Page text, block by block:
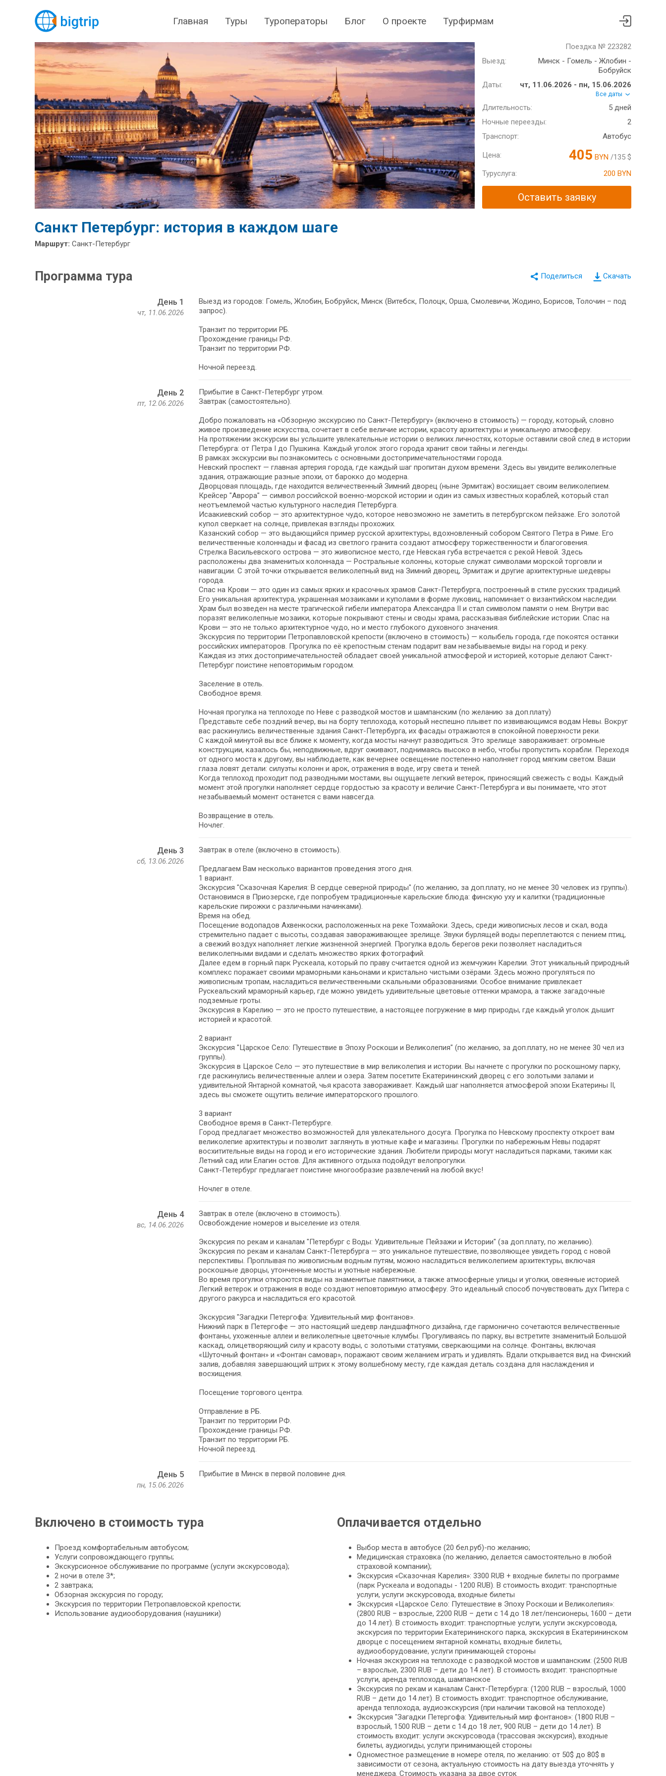
Главная Туры Туроператоры Блог О проекте Турфирмам
Поездка № 223282
Выезд:
Минск - Гомель - Жлобин -
Бобруйск
Даты:
чт, 11.06.2026 - пн, 15.06.2026
Все даты
Длительность:
5 дней
Ночные переезды:
2
Транспорт:
Автобус
Цена: 405 BYN /135 $
Туруслуга:
200 BYN
Оставить заявку
Санкт Петербург: история в каждом шаге
Маршрут: Санкт-Петербург
Скачать
Программа тура
День 1
чт, 11.06.2026
Выезд из городов: Гомель, Жлобин, Бобруйск, Минск (Витебск, Полоцк, Орша, Смолевичи, Жодино, Борисов, Толочин – под
запрос).
Транзит по территории РБ.
Прохождение границы РФ.
Транзит по территории РФ.
Ночной переезд.
День 2
пт, 12.06.2026
Прибытие в Санкт-Петербург утром.
Завтрак (самостоятельно).
Добро пожаловать на «Обзорную экскурсию по Санкт-Петербургу» (включено в стоимость) — городу, который, словно
живое произведение искусства, сочетает в себе величие истории, красоту архитектуры и уникальную атмосферу.
На протяжении экскурсии вы услышите увлекательные истории о великих личностях, которые оставили свой след в истории
Петербурга: от Петра I до Пушкина. Каждый уголок этого города хранит свои тайны и легенды.
В рамках экскурсии вы познакомитесь с основными достопримечательностями города.
Невский проспект — главная артерия города, где каждый шаг пропитан духом времени. Здесь вы увидите великолепные
здания, отражающие разные эпохи, от барокко до модерна.
Дворцовая площадь, где находится величественный Зимний дворец (ныне Эрмитаж) восхищает своим великолепием.
Крейсер "Аврора" — символ российской военно-морской истории и один из самых известных кораблей, который стал
неотъемлемой частью культурного наследия Петербурга.
Исаакиевский собор — это архитектурное чудо, которое невозможно не заметить в петербургском пейзаже. Его золотой
купол сверкает на солнце, привлекая взгляды прохожих.
Казанский собор — это выдающийся пример русской архитектуры, вдохновленный собором Святого Петра в Риме. Его
величественные колоннады и фасад из светлого гранита создают атмосферу торжественности и благоговения.
Стрелка Васильевского острова — это живописное место, где Невская губа встречается с рекой Невой. Здесь
расположены два знаменитых колоннада — Ростральные колонны, которые служат символами морской торговли и
навигации. С этой точки открывается великолепный вид на Зимний дворец, Эрмитаж и другие архитектурные шедевры
города.
Спас на Крови — это один из самых ярких и красочных храмов Санкт-Петербурга, построенный в стиле русских традиций.
Его уникальная архитектура, украшенная мозаиками и куполами в форме луковиц, напоминает о византийском наследии.
Храм был возведен на месте трагической гибели императора Александра II и стал символом памяти о нем. Внутри вас
поразят великолепные мозаики, которые покрывают стены и своды храма, рассказывая библейские истории. Спас на
Крови — это не только архитектурное чудо, но и место глубокого духовного значения.
Экскурсия по территории Петропавловской крепости (включено в стоимость) — колыбель города, где покоятся останки
российских императоров. Прогулка по её крепостным стенам подарит вам незабываемые виды на город и реку.
Каждая из этих достопримечательностей обладает своей уникальной атмосферой и историей, которые делают Санкт-
Петербург поистине неповторимым городом.
Заселение в отель.
Свободное время.
Ночная прогулка на теплоходе по Неве с разводкой мостов и шампанским (по желанию за доп.плату)
Представьте себе поздний вечер, вы на борту теплохода, который неспешно плывет по извивающимся водам Невы. Вокруг
вас раскинулись величественные здания Санкт-Петербурга, их фасады отражаются в спокойной поверхности реки.
С каждой минутой вы все ближе к моменту, когда мосты начнут разводиться. Это зрелище завораживает: огромные
конструкции, казалось бы, неподвижные, вдруг оживают, поднимаясь высоко в небо, чтобы пропустить корабли. Переходя
от одного моста к другому, вы наблюдаете, как вечернее освещение постепенно наполняет город мягким светом. Ваши
глаза ловят детали: силуэты колонн и арок, отражения в воде, игру света и теней.
Когда теплоход проходит под разводными мостами, вы ощущаете легкий ветерок, приносящий свежесть с воды. Каждый
момент этой прогулки наполняет сердце гордостью за красоту и величие Санкт-Петербурга и вы понимаете, что этот
незабываемый момент останется с вами навсегда.
Возвращение в отель.
Ночлег.
День 3
сб, 13.06.2026
Завтрак в отеле (включено в стоимость).
Предлагаем Вам несколько вариантов проведения этого дня.
1 вариант.
Экскурсия "Сказочная Карелия: В сердце северной природы" (по желанию, за доп.плату, но не менее 30 человек из группы).
Остановимся в Приозерске, где попробуем традиционные карельские блюда: финскую уху и калитки (традиционные
карельские пирожки с различными начинками).
Время на обед.
Посещение водопадов Ахвенкоски, расположенных на реке Тохмайоки. Здесь, среди живописных лесов и скал, вода
стремительно падает с высоты, создавая завораживающее зрелище. Звуки бурлящей воды переплетаются с пением птиц,
а свежий воздух наполняет легкие жизненной энергией. Прогулка вдоль берегов реки позволяет насладиться
великолепными видами и сделать множество ярких фотографий.
Далее едем в горный парк Рускеала, который по праву считается одной из жемчужин Карелии. Этот уникальный природный
комплекс поражает своими мраморными каньонами и кристально чистыми озёрами. Здесь можно прогуляться по
живописным тропам, насладиться величественными скальными образованиями. Особое внимание привлекает
Рускеальский мраморный карьер, где можно увидеть удивительные цветовые оттенки мрамора, а также загадочные
подземные гроты.
Экскурсия в Карелию — это не просто путешествие, а настоящее погружение в мир природы, где каждый уголок дышит
историей и красотой.
2 вариант
Экскурсия "Царское Село: Путешествие в Эпоху Роскоши и Великолепия" (по желанию, за доп.плату, но не менее 30 чел из
группы).
Экскурсия в Царское Село — это путешествие в мир великолепия и истории. Вы начнете с прогулки по роскошному парку,
где раскинулись величественные аллеи и озера. Затем посетите Екатерининский дворец с его золотыми залами и
удивительной Янтарной комнатой, чья красота завораживает. Каждый шаг наполняется атмосферой эпохи Екатерины II,
здесь вы сможете ощутить величие императорского прошлого.
3 вариант
Свободное время в Санкт-Петербурге.
Город предлагает множество возможностей для увлекательного досуга. Прогулка по Невскому проспекту откроет вам
великолепие архитектуры и позволит заглянуть в уютные кафе и магазины. Прогулки по набережным Невы подарят
восхитительные виды на город и его исторические здания. Любители природы могут насладиться парками, такими как
Летний сад или Елагин остов. Для активного отдыха подойдут велопрогулки.
Санкт-Петербург предлагает поистине многообразие развлечений на любой вкус!
Ночлег в отеле.
День 4
вс, 14.06.2026
Завтрак в отеле (включено в стоимость).
Освобождение номеров и выселение из отеля.
Экскурсия по рекам и каналам "Петербург с Воды: Удивительные Пейзажи и Истории" (за доп.плату, по желанию).
Экскурсия по рекам и каналам Санкт-Петербурга — это уникальное путешествие, позволяющее увидеть город с новой
перспективы. Проплывая по живописным водным путям, можно насладиться великолепием архитектуры, включая
роскошные дворцы, утонченные мосты и уютные набережные.
Во время прогулки откроются виды на знаменитые памятники, а также атмосферные улицы и уголки, овеянные историей.
Легкий ветерок и отражения в воде создают неповторимую атмосферу. Это идеальный способ почувствовать дух Питера с
другого ракурса и насладиться его красотой.
Экскурсия "Загадки Петергофа: Удивительный мир фонтанов».
Нижний парк в Петергофе — это настоящий шедевр ландшафтного дизайна, где гармонично сочетаются величественные
фонтаны, ухоженные аллеи и великолепные цветочные клумбы. Прогуливаясь по парку, вы встретите знаменитый Большой
каскад, олицетворяющий силу и красоту воды, с золотыми статуями, сверкающими на солнце. Фонтаны, включая
«Шуточный фонтан» и «Фонтан самовар», поражают своим желанием играть и удивлять. Вдали открывается вид на Финский
залив, добавляя завершающий штрих к этому волшебному месту, где каждая деталь создана для наслаждения и
восхищения.
Посещение торгового центра.
Отправление в РБ.
Транзит по территории РФ.
Прохождение границы РФ.
Транзит по территории РБ.
Ночной переезд.
День 5
пн, 15.06.2026
Прибытие в Минск в первой половине дня.
Включено в стоимость тура
Проезд комфортабельным автобусом;
Услуги сопровождающего группы;
Экскурсионное обслуживание по программе (услуги экскурсовода);
2 ночи в отеле 3*;
2 завтрака;
Обзорная экскурсия по городу;
Экскурсия по территории Петропавловской крепости;
Использование аудиооборудования (наушники)
Оплачивается отдельно
Выбор места в автобусе (20 бел.руб)-по желанию;
Медицинская страховка (по желанию, делается самостоятельно в любой
страховой компании);
Экскурсия «Сказочная Карелия»: 3300 RUB + входные билеты по программе
(парк Рускеала и водопады - 1200 RUB). В стоимость входит: транспортные
услуги, услуги экскурсовода, входные билеты
Экскурсия «Царское Село: Путешествие в Эпоху Роскоши и Великолепия»:
(2800 RUB – взрослые, 2200 RUB – дети с 14 до 18 лет/пенсионеры, 1600 – дети
до 14 лет). В стоимость входит: транспортные услуги, услуги экскурсовода,
экскурсия по территории Екатерининского парка, экскурсия в Екатерининском
дворце с посещением янтарной комнаты, входные билеты,
аудиооборудование, услуги принимающей стороны
Ночная экскурсия на теплоходе с разводкой мостов и шампанским: (2500 RUB
– взрослые, 2300 RUB – дети до 14 лет). В стоимость входит: транспортные
услуги, аренда теплохода, шампанское
Экскурсия по рекам и каналам Санкт-Петербурга: (1200 RUB – взрослый, 1000
RUB – дети до 14 лет). В стоимость входит: транспортное обслуживание,
аренда теплохода, аудиоэкскурсия (при наличии таковой на теплоходе)
Экскурсия "Загадки Петергофа: Удивительный мир фонтанов»: (1800 RUB –
взрослый, 1500 RUB – дети с 14 до 18 лет, 900 RUB – дети до 14 лет). В
стоимость входит: услуги экскурсовода (трассовая экскурсия), входные
билеты, аудиогиды, услуги принимающей стороны
Одноместное размещение в номере отеля, по желанию: от 50$ до 80$ в
зависимости от сезона, актуальную стоимость на дату выезда уточнять у
менеджера. Стоимость указана за двое суток